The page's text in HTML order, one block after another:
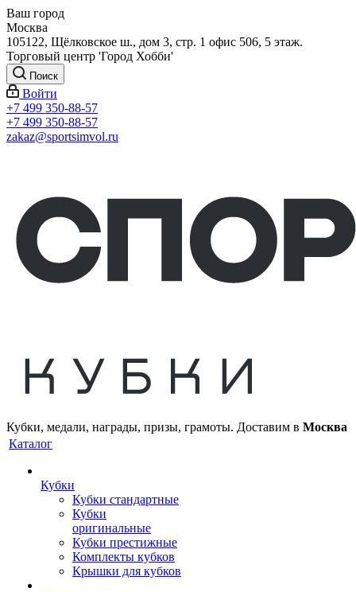
Ваш город
Москва
105122, Щёлковское ш., дом 3, стр. 1 офис 506, 5 этаж.
Торговый центр 'Город Хобби'
Поиск
Войти
+7 499 350-88-57
+7 499 350-88-57
zakaz@sportsimvol.ru
Кубки, медали, награды, призы, грамоты. Доставим в Москва
Каталог
Кубки
Кубки стандартные
Кубки
оригинальные
Кубки престижные
Комплекты кубков
Крышки для кубков